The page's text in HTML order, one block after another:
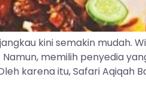
kini semakin mudah.
memilih penyedia
karena itu, Safari Aqiqah